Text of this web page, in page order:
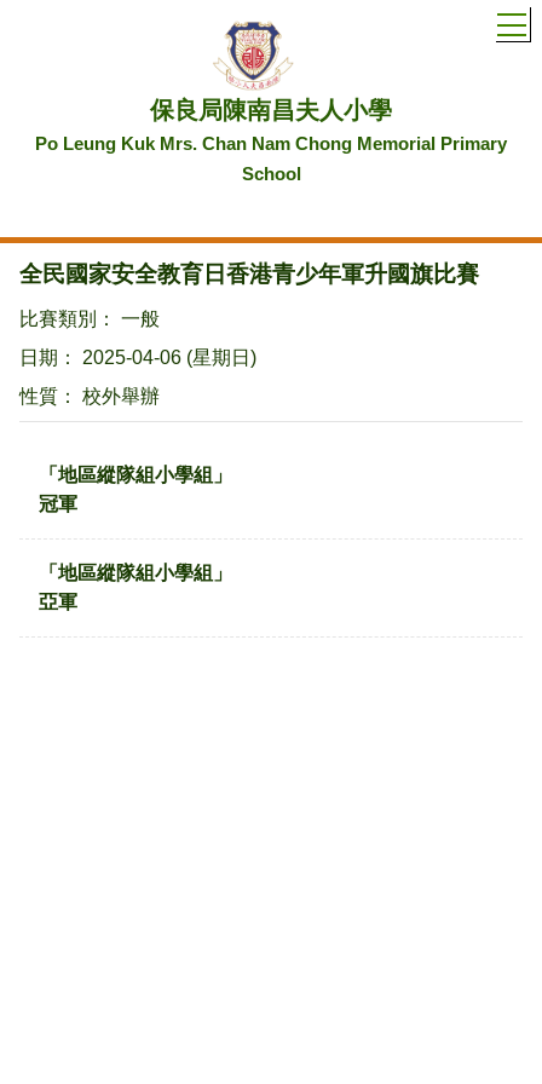
保良局陳南昌夫人小學
Po Leung Kuk Mrs. Chan Nam Chong Memorial Primary
School
全民國家安全教育日香港青少年軍升國旗比賽
比賽類別： 一般
日期： 2025-04-06 (星期日)
性質： 校外舉辦
「地區縱隊組小學組」
冠軍
「地區縱隊組小學組」
亞軍